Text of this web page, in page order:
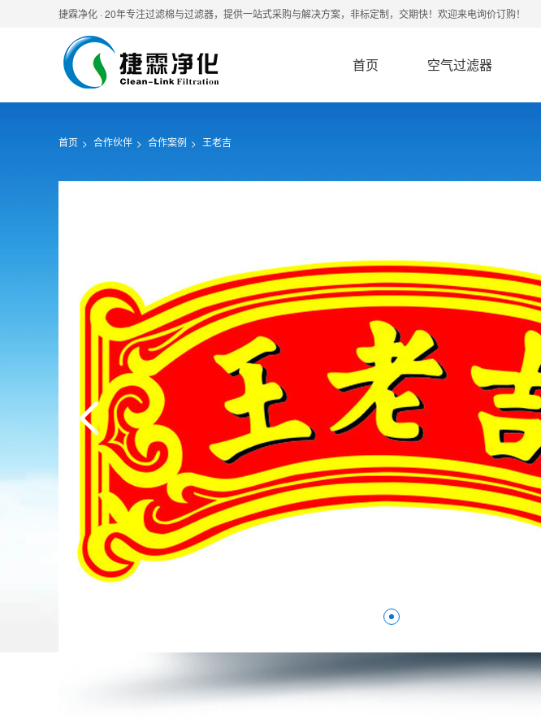
捷霖净化 · 20年专注过滤棉与过滤器，提供一站式采购与解决方案，非标定制，交期快！欢迎来电询价订购！
首页 空气过滤器
首页 合作伙伴 合作案例 王老吉